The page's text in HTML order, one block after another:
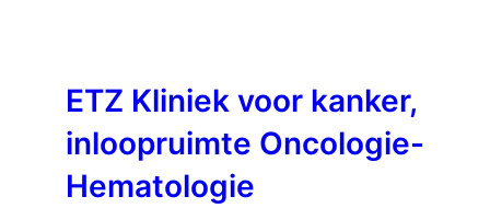
ETZ Kliniek voor kanker,
inloopruimte Oncologie-
Hematologie